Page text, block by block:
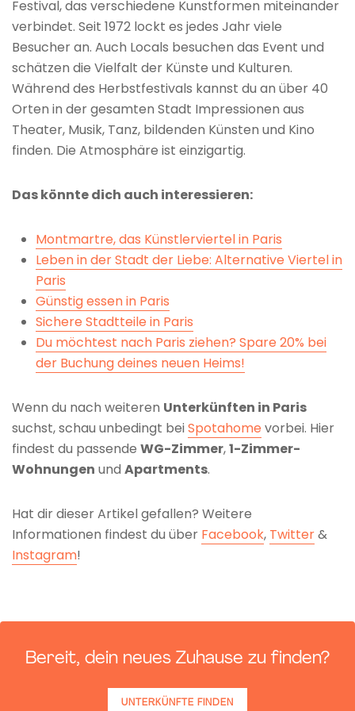
Festival, das verschiedene Kunstformen miteinander
verbindet. Seit 1972 lockt es jedes Jahr viele
Besucher an. Auch Locals besuchen das Event und
schätzen die Vielfalt der Künste und Kulturen.
Während des Herbstfestivals kannst du an über 40
Orten in der gesamten Stadt Impressionen aus
Theater, Musik, Tanz, bildenden Künsten und Kino
finden. Die Atmosphäre ist einzigartig.
Das könnte dich auch interessieren:
Montmartre, das Künstlerviertel in Paris
Leben in der Stadt der Liebe: Alternative Viertel in
Paris
Günstig essen in Paris
Sichere Stadtteile in Paris
Du möchtest nach Paris ziehen? Spare 20% bei
der Buchung deines neuen Heims!
Wenn du nach weiteren Unterkünften in Paris
suchst, schau unbedingt beiSpotahome vorbei. Hier
findest du passende WG-Zimmer,1-Zimmer-
Wohnungen und Apartments.
Hat dir dieser Artikel gefallen? Weitere
Informationen findest du über Facebook, Twitter&
Instagram!
Bereit, dein neues Zuhause zu finden?
UNTERKÜNFTE FINDEN